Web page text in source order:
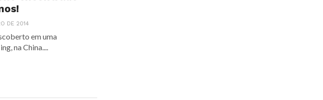
DE 2014
em uma
na China....